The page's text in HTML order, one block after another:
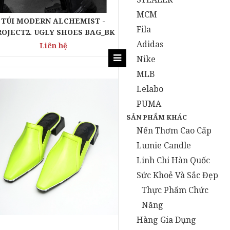
TÚI MODERN ALCHEMIST -
UGLY SHOES BAG_BK
Liên hệ
MCM
Fila
Adidas
Nike
MLB
Lelabo
PUMA
SẢN PHẨM KHÁC
Nến Thơm Cao Cấp
Lumie Candle
Linh Chi Hàn Quốc
Sức Khoẻ Và Sắc Đẹp
Thực Phẩm Chức
Năng
Hàng Gia Dụng